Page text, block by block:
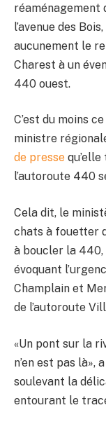
réaménagement
l’avenue des
aucunement le
Charest à un
440 ouest.
C’est du moins
ministre
de presse
l’autoroute 440
Cela dit, le
chats à fouetter
à boucler la
évoquant
Champlain et
de l’autoroute
«Un pont sur la
n’en est pas là»,
soulevant la
entourant le